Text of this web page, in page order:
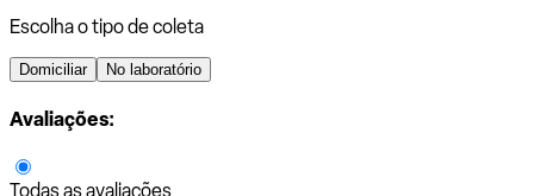
Escolha o tipo de coleta
Domiciliar No laboratório
Avaliações:
Todas as avaliações